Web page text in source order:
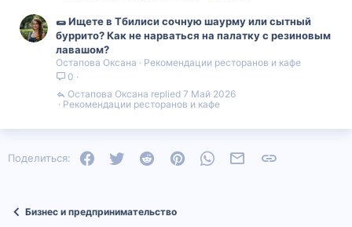
🌯 Ищете в Тбилиси сочную шаурму или сытный
буррито? Как не нарваться на палатку с резиновым
лавашом?
Остапова Оксана
Рекомендации ресторанов и кафе
0
Рекомендации ресторанов и кафе
7 Май 2026
Остапова Оксана
Поделиться: FacebookTwitter Reddit PinterestWhatsAppЭлектронная почта
Бизнес и предпринимательство